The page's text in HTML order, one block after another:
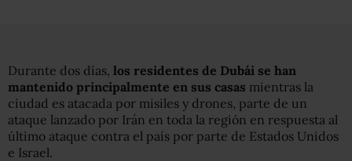
Durante dos días, los residentes de Dubái se han
mantenido principalmente en sus casas mientras la
ciudad es atacada por misiles y drones, parte de un
ataque lanzado por Irán en toda la región en respuesta al
último ataque contra el país por parte de Estados Unidos
e Israel.